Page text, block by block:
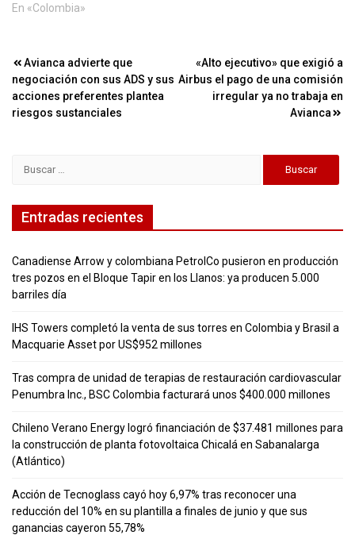
En «Colombia»
Navegación
de
entradas
Avianca advierte que
negociación con sus ADS y sus
acciones preferentes plantea
riesgos sustanciales
«Alto ejecutivo» que exigió a
Airbus el pago de una comisión
irregular ya no trabaja en
Avianca
Entradas recientes
Canadiense Arrow y colombiana PetrolCo pusieron en producción
tres pozos en el Bloque Tapir en los Llanos: ya producen 5.000
barriles día
IHS Towers completó la venta de sus torres en Colombia y Brasil a
Macquarie Asset por US$952 millones
Tras compra de unidad de terapias de restauración cardiovascular
Penumbra Inc., BSC Colombia facturará unos $400.000 millones
Chileno Verano Energy logró financiación de $37.481 millones para
la construcción de planta fotovoltaica Chicalá en Sabanalarga
(Atlántico)
Acción de Tecnoglass cayó hoy 6,97% tras reconocer una
reducción del 10% en su plantilla a finales de junio y que sus
ganancias cayeron 55,78%